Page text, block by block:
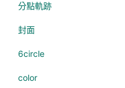
分點軌跡
封面
6circle
color